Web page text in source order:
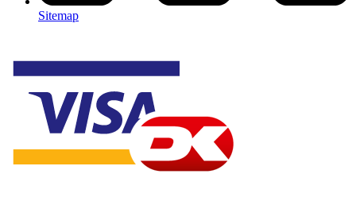
Sitemap